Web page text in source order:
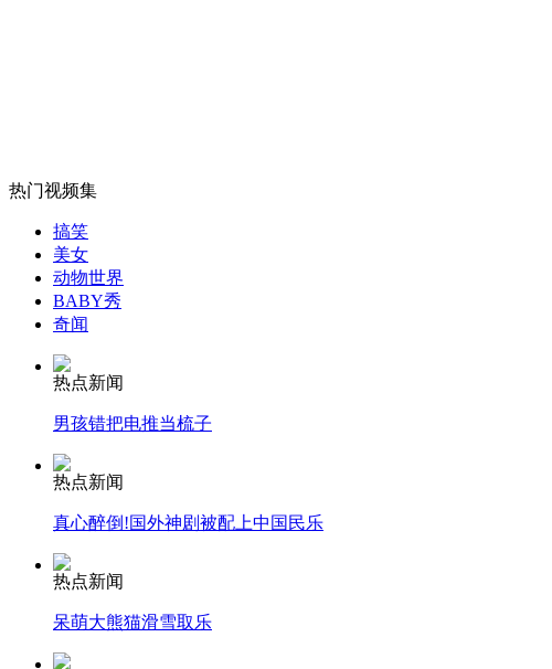
山西运城恶犬咬伤多人 警民合力深夜将其击毙
无痛分娩是否安全 医生回应
外交部：反对强权政治霸凌主义
外交部：有关国家言论片面不公正
热门视频集
搞笑
美女
动物世界
BABY秀
奇闻
热点新闻
男孩错把电推当梳子
热点新闻
真心醉倒!国外神剧被配上中国民乐
热点新闻
呆萌大熊猫滑雪取乐